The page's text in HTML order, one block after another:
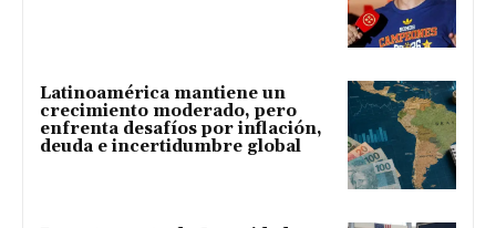
Latinoamérica mantiene un
crecimiento moderado, pero
enfrenta desafíos por inflación,
deuda e incertidumbre global